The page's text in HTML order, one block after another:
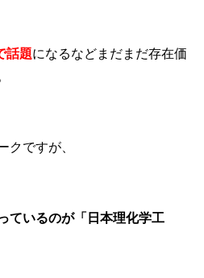
話題になるなどまだまだ存在価
クですが、
ているのが「日本理化学工